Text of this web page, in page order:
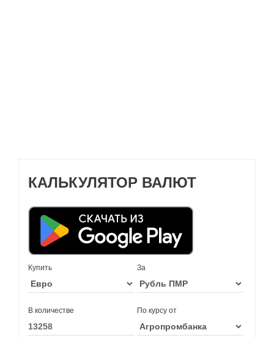
КАЛЬКУЛЯТОР ВАЛЮТ
Купить За
В количестве По курсу от